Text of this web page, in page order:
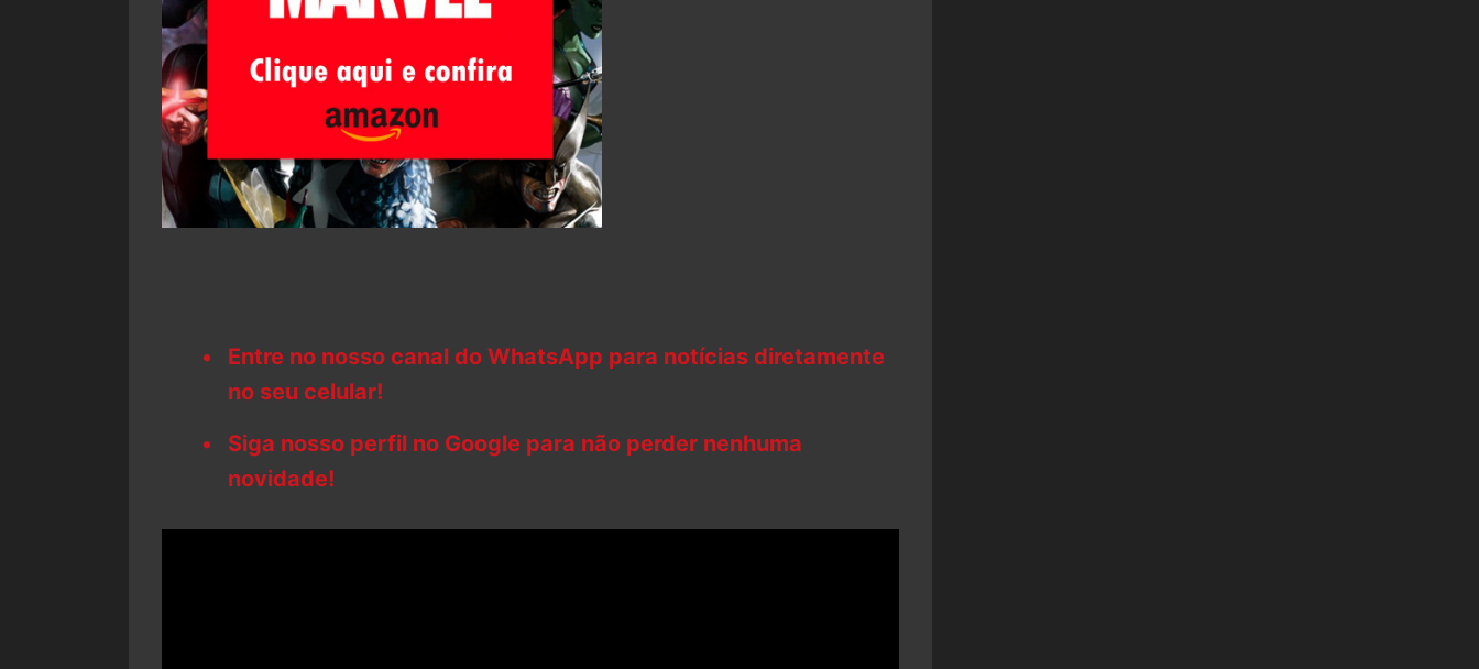
Entre no nosso canal do WhatsApp para notícias diretamente
no seu celular!
Siga nosso perfil no Google para não perder nenhuma
novidade!